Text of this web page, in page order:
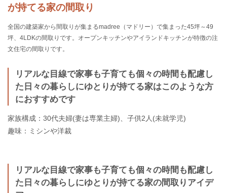
が持てる家の間取り
全国の建築家から間取りが集まるmadree（マドリー）で集まった45坪～49
坪、4LDKの間取りです。オープンキッチンやアイランドキッチンが特徴の注
文住宅の間取りです。
リアルな目線で家事も子育ても個々の時間も配慮し
た日々の暮らしにゆとりが持てる家はこのような方
におすすめです
家族構成：30代夫婦(妻は専業主婦)、子供2人(未就学児)
趣味：ミシンや洋裁
リアルな目線で家事も子育ても個々の時間も配慮し
た日々の暮らしにゆとりが持てる家の間取りアイデ